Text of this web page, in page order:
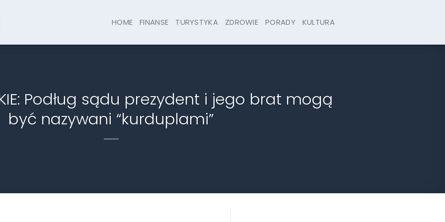
HOME FINANSE TURYSTYKA ZDROWIE PORADY KULTURA
Podług sądu prezydent i jego brat mogą
być nazywani “kurduplami”